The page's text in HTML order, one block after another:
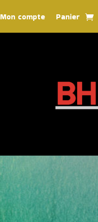
Mon compte Panier